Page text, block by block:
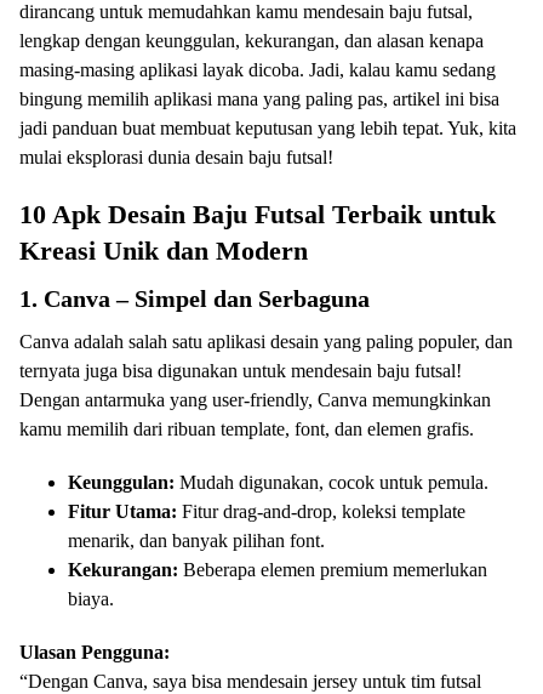
dirancang untuk memudahkan kamu mendesain baju futsal,
lengkap dengan keunggulan, kekurangan, dan alasan kenapa
masing-masing aplikasi layak dicoba. Jadi, kalau kamu sedang
bingung memilih aplikasi mana yang paling pas, artikel ini bisa
jadi panduan buat membuat keputusan yang lebih tepat. Yuk, kita
mulai eksplorasi dunia desain baju futsal!
10 Apk Desain Baju Futsal Terbaik untuk
Kreasi Unik dan Modern
1. Canva – Simpel dan Serbaguna
Canva adalah salah satu aplikasi desain yang paling populer, dan
ternyata juga bisa digunakan untuk mendesain baju futsal!
Dengan antarmuka yang user-friendly, Canva memungkinkan
kamu memilih dari ribuan template, font, dan elemen grafis.
Keunggulan: Mudah digunakan, cocok untuk pemula.
Fitur Utama: Fitur drag-and-drop, koleksi template
menarik, dan banyak pilihan font.
Kekurangan: Beberapa elemen premium memerlukan
biaya.
Ulasan Pengguna:
“Dengan Canva, saya bisa mendesain jersey untuk tim futsal